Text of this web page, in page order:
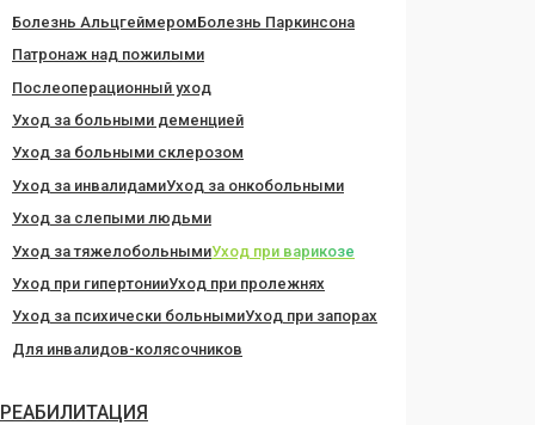
Болезнь АльцгеймеромБолезнь Паркинсона
Патронаж над пожилыми
Послеоперационный уход
Уход за больными деменцией
Уход за больными склерозом
Уход за инвалидамиУход за онкобольными
Уход за слепыми людьми
Уход за тяжелобольнымиУход при варикозе
Уход при гипертонииУход при пролежнях
Уход за психически больнымиУход при запорах
Для инвалидов-колясочников
РЕАБИЛИТАЦИЯ